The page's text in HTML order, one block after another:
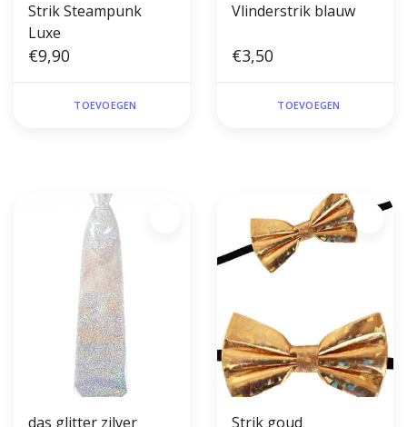
Strik Steampunk
Luxe
€9,90
TOEVOEGEN
Vlinderstrik blauw
€3,50
TOEVOEGEN
das glitter zilver
Strik goud